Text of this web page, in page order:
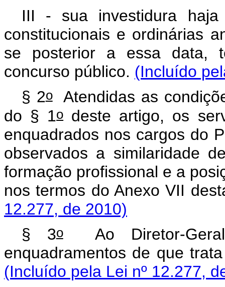
III - sua investidura haja
constitucionais e ordinárias
se posterior a essa data,
concurso público. (Incluído
§ 2oAtendidas as
do § 1odeste artigo, os
enquadrados nos cargos do
observados a similaridade
formação profissional e a
nos termos do Anexo
12.277, de 2010)
§ 3oAo Diretor-
enquadramentos de que
(Incluído pela Lei nº 12.277,